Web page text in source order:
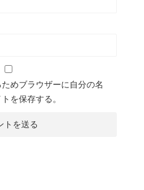
めブラウザーに自分の名
を保存する。